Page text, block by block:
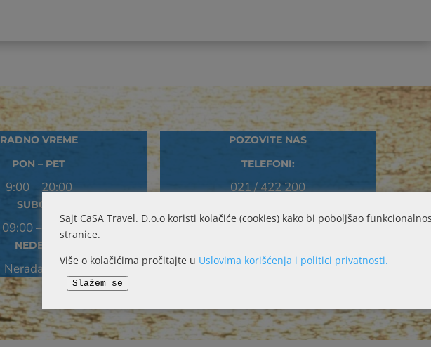
RADNO VREME
PON – PET
9:00 – 20:00
SUBOTA
09:00 – 15:00
NEDELJA
Neradan dan
POZOVITE NAS
TELEFONI:
021 / 422 200
069 / 10 30 133
Petra Drapšina 45
Sajt CaSA Travel. D.o.o koristi kolačiće (cookies) kako bi poboljšao
stranice.
Više o kolačićima pročitajte u Uslovima korišćenja i politici privatnosti.
Slažem se